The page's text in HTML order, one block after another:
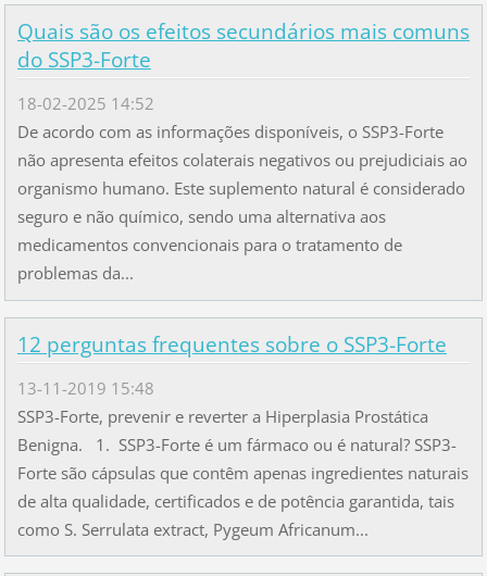
Quais são os efeitos secundários mais comuns
do SSP3-Forte
18-02-2025 14:52
De acordo com as informações disponíveis, o SSP3-Forte
não apresenta efeitos colaterais negativos ou prejudiciais ao
organismo humano. Este suplemento natural é considerado
seguro e não químico, sendo uma alternativa aos
medicamentos convencionais para o tratamento de
problemas da...
12 perguntas frequentes sobre o SSP3-Forte
13-11-2019 15:48
SSP3-Forte, prevenir e reverter a Hiperplasia Prostática
Benigna. 1. SSP3-Forte é um fármaco ou é natural? SSP3-
Forte são cápsulas que contêm apenas ingredientes naturais
de alta qualidade, certificados e de potência garantida, tais
como S. Serrulata extract, Pygeum Africanum...